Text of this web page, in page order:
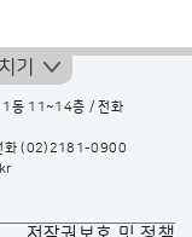
기
1동 11~14층 / 전화
화(02)2181-0900